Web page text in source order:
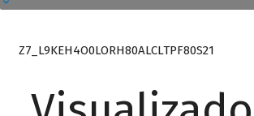
Z7_L9KEH4O0LORH80ALCLTPF80S21